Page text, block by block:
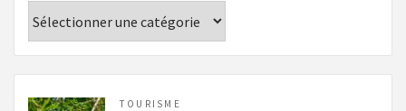
TOURISME